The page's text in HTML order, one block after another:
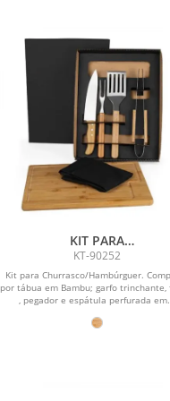
KIT PARA
CHURRASCO/
COM PEGADOR E
PÇS
KT-90252
Kit para Churrasco/Hambúrguer.
por tábua em Bambu; garfo trinchante,
, pegador e espátula perfurada